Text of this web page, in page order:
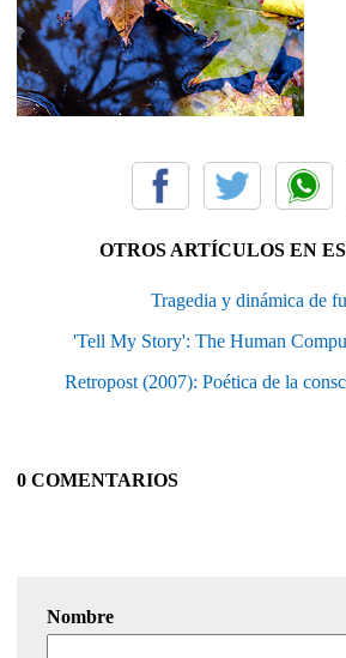
OTROS ARTÍCULOS EN
Tragedia y dinámica de
'Tell My Story': The Human
Retropost (2007): Poética de la
0 COMENTARIOS
Nombre